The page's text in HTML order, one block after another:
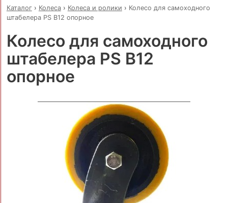
Каталог› Колеса› Колеса и ролики › Колесо для самоходного
штабелера PS B12 опорное
Колесо для самоходного
штабелера PS B12
опорное